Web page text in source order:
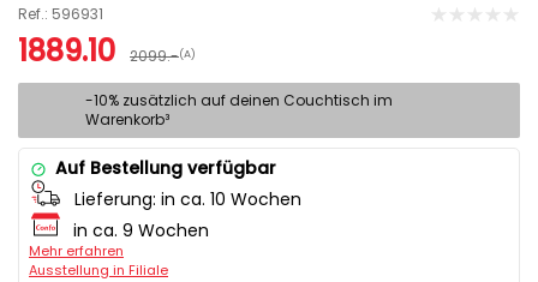
Ref.: 596931
1889.10 2099.-(A)
-10% zusätzlich auf deinen Couchtisch im
Warenkorb³
Auf Bestellung verfügbar
Lieferung: in ca. 10 Wochen
in ca. 9 Wochen
Mehr erfahren
Ausstellung in Filiale